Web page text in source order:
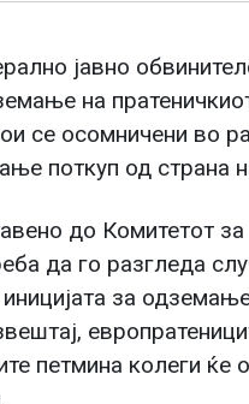
јавно
на
се осомничени во
поткуп од страна
до Комитетот
да го разгледа
за
петмина колеги ќе